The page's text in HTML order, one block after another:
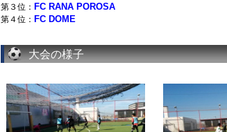
第３位： FC RANA POROSA
第４位： FC DOME
大会の様子